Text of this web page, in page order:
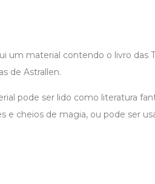
um material contendo o livro das
de Astrallen.
pode ser lido como literatura
e cheios de magia, ou pode ser